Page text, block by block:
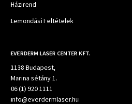
Házirend
Lemondási Feltételek
EVERDERM LASER CENTER KFT.
1138 Budapest,
Marina sétány 1.
06 (1) 920 1111
info@everdermlaser.hu